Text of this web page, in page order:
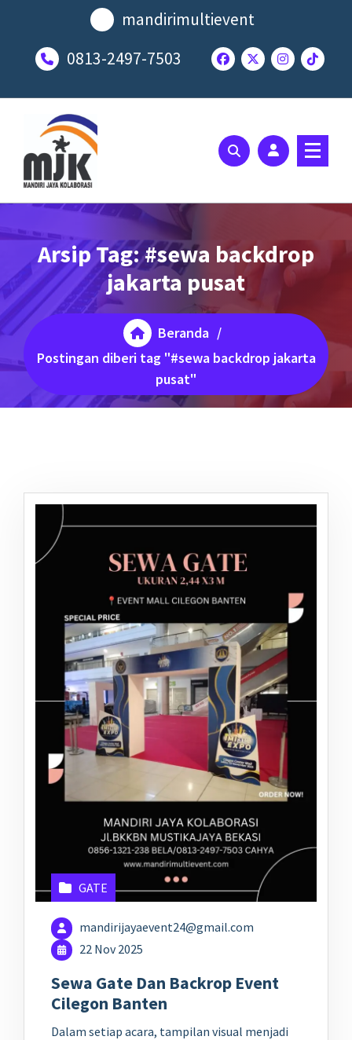
mandirimultievent
0813-2497-7503
Arsip Tag: #sewa backdrop
jakarta pusat
Beranda /
Postingan diberi tag "#sewa backdrop jakarta
pusat"
GATE
mandirijayaevent24@gmail.com
22 Nov 2025
Sewa Gate Dan Backrop Event
Cilegon Banten
Dalam setiap acara, tampilan visual menjadi